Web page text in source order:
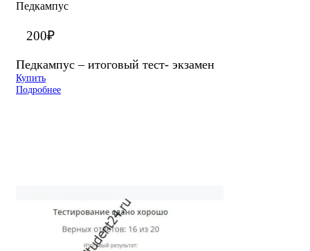
200₽
Педкампус – итоговый тест- экзамен
Купить
Подробнее